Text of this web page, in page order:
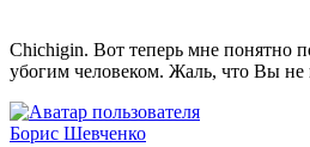
Chichigin. Вот теперь мне понятно
убогим человеком. Жаль, что Вы не
Борис Шевченко